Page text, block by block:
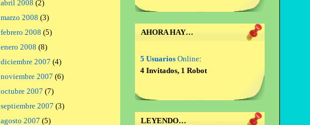
abril 2008 (2)
marzo 2008 (3)
febrero 2008 (5)
enero 2008 (8)
diciembre 2007 (4)
noviembre 2007 (6)
octubre 2007 (7)
septiembre 2007 (3)
agosto 2007 (5)
AHORA HAY…
5 Usuarios Online:
4 Invitados, 1 Robot
LEYENDO…